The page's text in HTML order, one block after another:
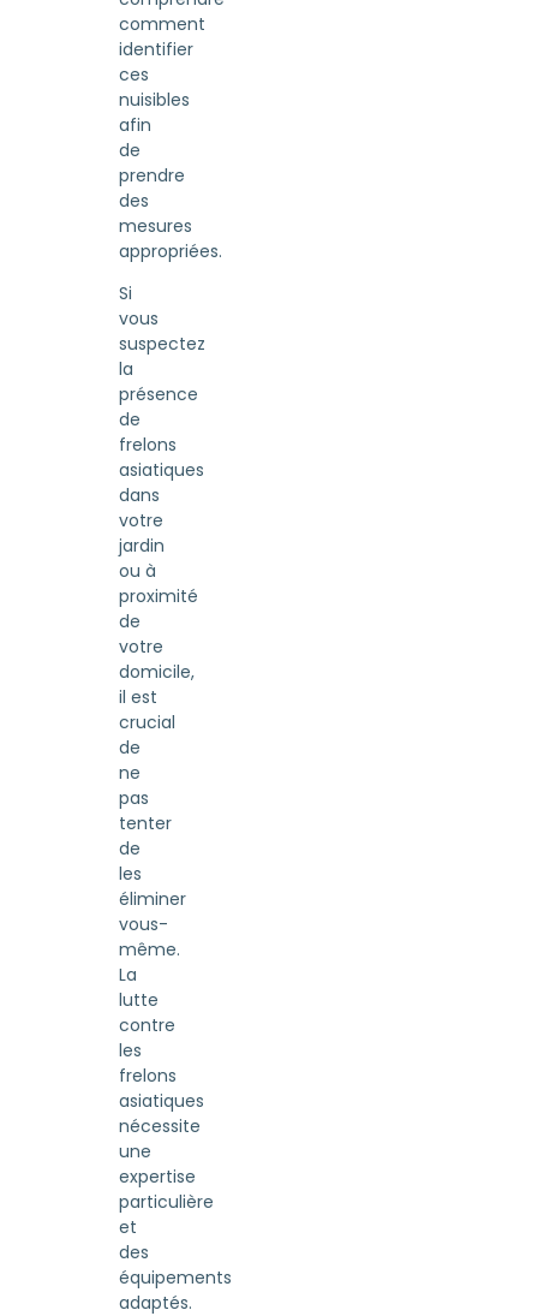
comment
identifier
ces
nuisibles
afin
de
prendre
des
mesures
appropriées.
Si
vous
suspectez
la
présence
de
frelons
asiatiques
dans
votre
jardin
ou à
proximité
de
votre
domicile,
il est
crucial
de
ne
pas
tenter
de
les
éliminer
vous-
même.
La
lutte
contre
les
frelons
asiatiques
nécessite
une
expertise
particulière
et
des
équipements
adaptés.